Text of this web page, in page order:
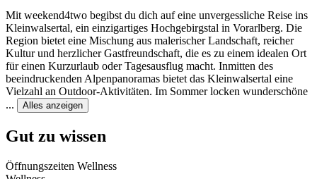
Mit weekend4two begibst du dich auf eine unvergessliche Reise ins
Kleinwalsertal, ein einzigartiges Hochgebirgstal in Vorarlberg. Die
Region bietet eine Mischung aus malerischer Landschaft, reicher
Kultur und herzlicher Gastfreundschaft, die es zu einem idealen Ort
für einen Kurzurlaub oder Tagesausflug macht. Inmitten des
beeindruckenden Alpenpanoramas bietet das Kleinwalsertal eine
Vielzahl an Outdoor-Aktivitäten. Im Sommer locken wunderschöne
...
Alles anzeigen
Gut zu wissen
Öffnungszeiten Wellness